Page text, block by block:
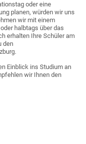
oder eine
planen, würden wir uns
wir mit einem
halbtags über das
erhalten Ihre Schüler am
den
Einblick ins Studium an
wir Ihnen den